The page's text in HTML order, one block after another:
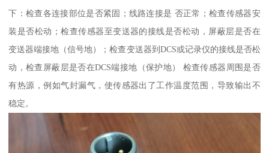
下：检查各连接部位是否紧固；线路连接是 否正常；检查传感器安
装是否松动；检查传感器至变送器的接线是否松动，屏蔽层是否在
变送器端接地（信号地）；检查变送器到DCS或记录仪的接线是否松
动，检查屏蔽层是否在DCS端接地（保护地） 检查传感器周围是否
有热源，例如气封漏气，使传感器出了工作温度范围，导致输出不
稳定。